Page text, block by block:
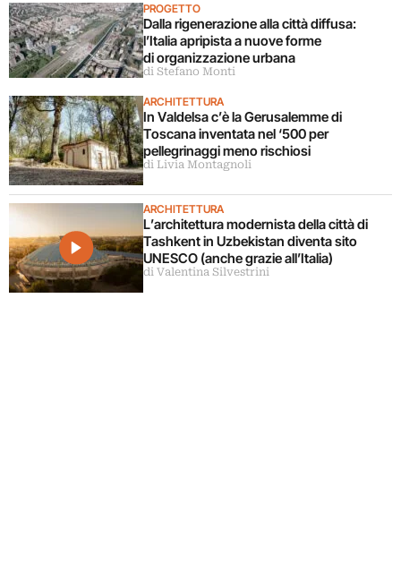
PROGETTO
Dalla rigenerazione alla città diffusa:
l’Italia apripista a nuove forme
di organizzazione urbana
di Stefano Monti
ARCHITETTURA
In Valdelsa c’è la Gerusalemme di
Toscana inventata nel ‘500 per
pellegrinaggi meno rischiosi
di Livia Montagnoli
ARCHITETTURA
L’architettura modernista della città di
Tashkent in Uzbekistan diventa sito
UNESCO (anche grazie all’Italia)
di Valentina Silvestrini